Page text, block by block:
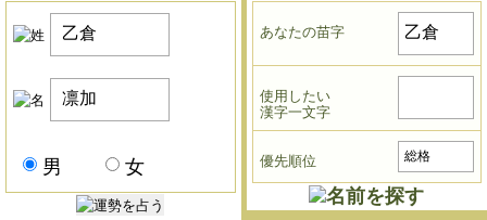
男 女
あなたの苗字
使用したい
漢字一文字
優先順位